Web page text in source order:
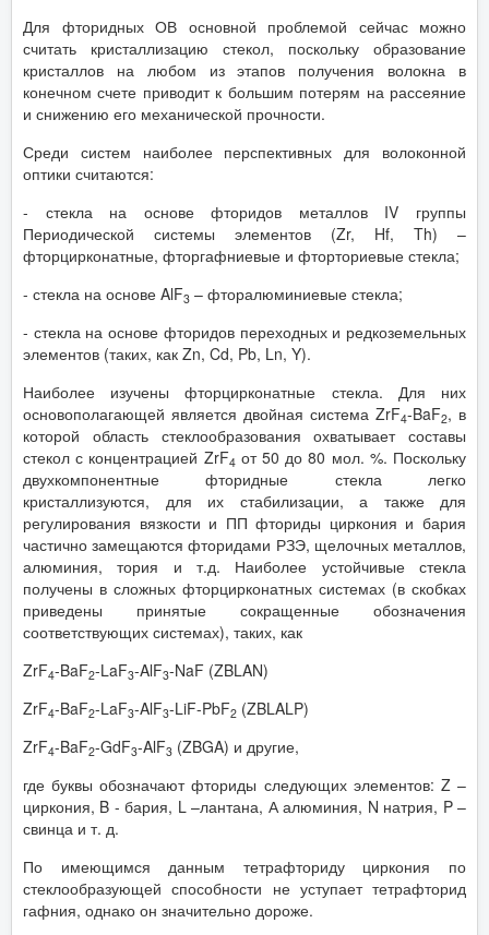
Для фторидных ОВ основной проблемой сейчас можно
считать кристаллизацию стекол, поскольку образование
кристаллов на любом из этапов получения волокна в
конечном счете приводит к большим потерям на рассеяние
и снижению его механической прочности.
Среди систем наиболее перспективных для волоконной
оптики считаются:
- стекла на основе фторидов металлов IV группы
Периодической системы элементов (Zr, Hf, Th) –
фторцирконатные, фторгафниевые и фторториевые стекла;
- стекла на основе AlF3 – фторалюминиевые стекла;
- стекла на основе фторидов переходных и редкоземельных
элементов (таких, как Zn, Cd, Pb, Ln, Y).
Наиболее изучены фторцирконатные стекла. Для них
основополагающей является двойная система ZrF4-BaF2, в
которой область стеклообразования охватывает составы
стекол с концентрацией ZrF4 от 50 до 80 мол. %. Поскольку
двухкомпонентные фторидные стекла легко
кристаллизуются, для их стабилизации, а также для
регулирования вязкости и ПП фториды циркония и бария
частично замещаются фторидами РЗЭ, щелочных металлов,
алюминия, тория и т.д. Наиболее устойчивые стекла
получены в сложных фторцирконатных системах (в скобках
приведены принятые сокращенные обозначения
соответствующих системах), таких, как
ZrF4-BaF2-LaF3-AlF3-NaF (ZBLAN)
ZrF4-BaF2-LaF3-AlF3-LiF-PbF2 (ZBLALP)
ZrF4-BaF2-GdF3-AlF3 (ZBGA) и другие,
где буквы обозначают фториды следующих элементов: Z –
циркония, B - бария, L –лантана, А алюминия, N натрия, P –
свинца и т. д.
По имеющимся данным тетрафториду циркония по
стеклообразующей способности не уступает тетрафторид
гафния, однако он значительно дороже.